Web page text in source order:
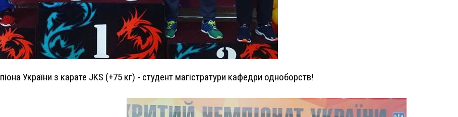
України з карате JKS (+75 кг) - студент магістратури кафедри одноборств!